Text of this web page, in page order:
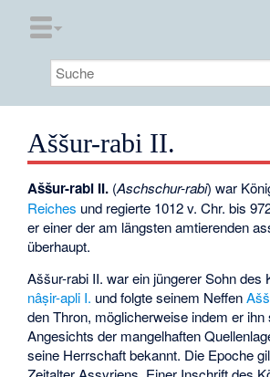
Aššur-rabi II.
Aššur-rabi II. (Aschschur-rabi) war
Reiches und regierte 1012 v. Chr. bis
er einer der am längsten amtierenden
überhaupt.
Aššur-rabi II. war ein jüngerer Sohn des
nâṣir-apli I. und folgte seinem Neffen
den Thron, möglicherweise indem er ihn
Angesichts der mangelhaften
seine Herrschaft bekannt. Die Epoche